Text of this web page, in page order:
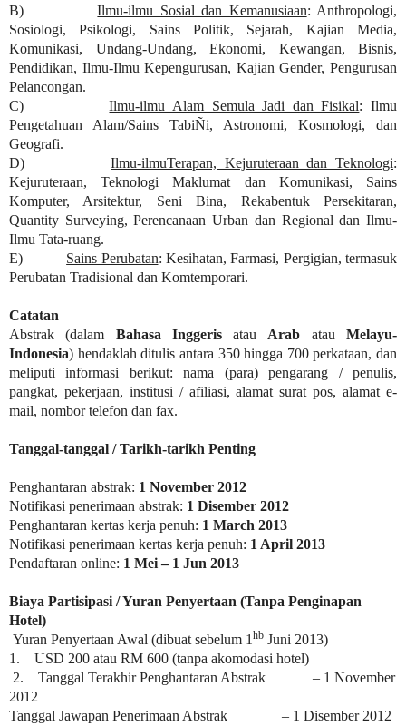
B)Ilmu-ilmu Sosial dan Kemanusiaan: Anthropologi,
Sosiologi, Psikologi, Sains Politik, Sejarah, Kajian Media,
Komunikasi, Undang-Undang, Ekonomi, Kewangan, Bisnis,
Pendidikan, Ilmu-Ilmu Kepengurusan, Kajian Gender, Pengurusan
Pelancongan.
C)Ilmu-ilmu Alam Semula Jadi dan Fisikal: Ilmu
Pengetahuan Alam/Sains TabiÑi, Astronomi, Kosmologi, dan
Geografi.
D)Ilmu-ilmuTerapan, Kejuruteraan dan Teknologi:
Kejuruteraan, Teknologi Maklumat dan Komunikasi, Sains
Komputer, Arsitektur, Seni Bina, Rekabentuk Persekitaran,
Quantity Surveying, Perencanaan Urban dan Regional dan Ilmu-
Ilmu Tata-ruang.
E) Sains Perubatan: Kesihatan, Farmasi, Pergigian, termasuk
Perubatan Tradisional dan Komtemporari.
Catatan
Abstrak (dalam Bahasa Inggerisatau Arab atauMelayu-
Indonesia) hendaklah ditulis antara 350 hingga 700 perkataan, dan
meliputi informasi berikut: nama (para) pengarang / penulis,
pangkat, pekerjaan, institusi / afiliasi, alamat surat pos, alamat e-
mail, nombor telefon dan fax.
Tanggal-tanggal / Tarikh-tarikh Penting
Penghantaran abstrak: 1 November 2012
Notifikasi penerimaan abstrak: 1 Disember 2012
Penghantaran kertas kerja penuh: 1 March 2013
Notifikasi penerimaan kertas kerja penuh: 1 April 2013
Pendaftaran online: 1 Mei – 1 Jun 2013
Biaya Partisipasi / Yuran Penyertaan (Tanpa Penginapan
Hotel)
Yuran Penyertaan Awal (dibuat sebelum 1 hb Juni 2013)
1. USD 200 atau RM 600 (tanpa akomodasi hotel)
2. Tanggal Terakhir Penghantaran Abstrak – 1 November
2012
Tanggal Jawapan Penerimaan Abstrak – 1 Disember 2012